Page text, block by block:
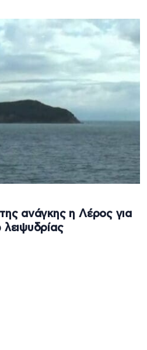
ανάγκης η Λέρος για